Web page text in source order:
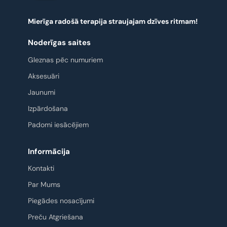
Mierīga radošā terapija straujajam dzīves ritmam!
Noderīgas saites
Gleznas pēc numuriem
Aksesuāri
Jaunumi
Izpārdošana
Padomi iesācējiem
Informācija
Kontakti
Par Mums
Piegādes nosacījumi
Preču Atgriešana